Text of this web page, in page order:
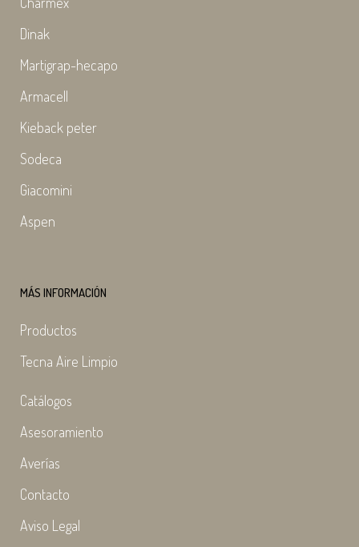
Dinak
Martigrap-hecapo
Armacell
Kieback peter
Sodeca
Giacomini
Aspen
MÁS INFORMACIÓN
Productos
Tecna Aire Limpio
Catálogos
Asesoramiento
Averías
Contacto
Aviso Legal